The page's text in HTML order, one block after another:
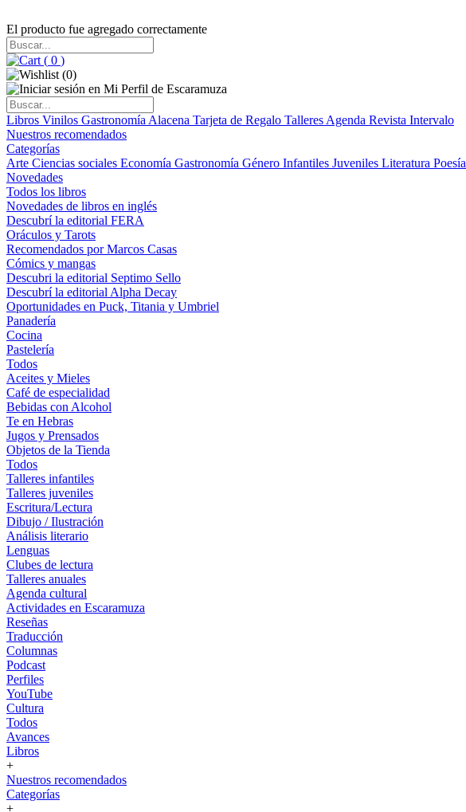
El producto fue agregado correctamente
( 0 )
(0)
Libros Vinilos Gastronomía Alacena Tarjeta de Regalo Talleres Agenda Revista Intervalo
Nuestros recomendados
Categorías
Arte Ciencias sociales Economía Gastronomía Género Infantiles Juveniles Literatura Poesía
Novedades
Todos los libros
Novedades de libros en inglés
Descubrí la editorial FERA
Oráculos y Tarots
Recomendados por Marcos Casas
Cómics y mangas
Descubri la editorial Septimo Sello
Descubrí la editorial Alpha Decay
Oportunidades en Puck, Titania y Umbriel
Panadería
Cocina
Pastelería
Todos
Aceites y Mieles
Café de especialidad
Bebidas con Alcohol
Te en Hebras
Jugos y Prensados
Objetos de la Tienda
Todos
Talleres infantiles
Talleres juveniles
Escritura/Lectura
Dibujo / Ilustración
Análisis literario
Lenguas
Clubes de lectura
Talleres anuales
Agenda cultural
Actividades en Escaramuza
Reseñas
Traducción
Columnas
Podcast
Perfiles
YouTube
Cultura
Todos
Avances
Libros
+
Nuestros recomendados
Categorías
+